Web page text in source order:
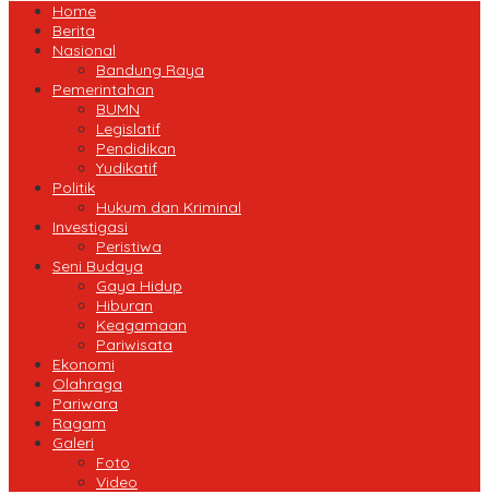
Home
Berita
Nasional
Bandung Raya
Pemerintahan
BUMN
Legislatif
Pendidikan
Yudikatif
Politik
Hukum dan Kriminal
Investigasi
Peristiwa
Seni Budaya
Gaya Hidup
Hiburan
Keagamaan
Pariwisata
Ekonomi
Olahraga
Pariwara
Ragam
Galeri
Foto
Video